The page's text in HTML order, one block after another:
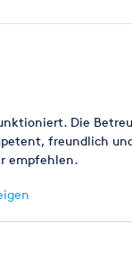
Die
freundlich
empfehlen.